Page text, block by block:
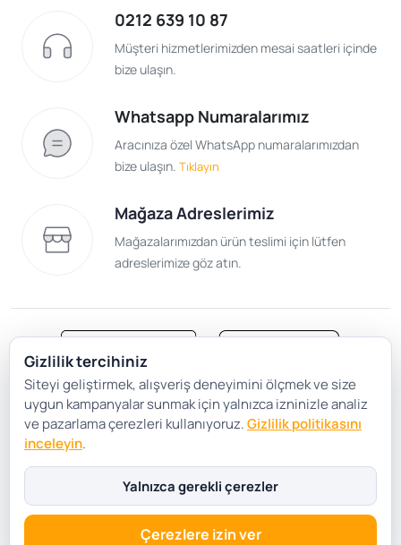
0212 639 10 87
Müşteri hizmetlerimizden mesai saatleri içinde
bize ulaşın.
Whatsapp Numaralarımız
Aracınıza özel WhatsApp numaralarımızdan
bize ulaşın. Tıklayın
Mağaza Adreslerimiz
Mağazalarımızdan ürün teslimi için lütfen
adreslerimize göz atın.
Satış Sözleşmesi
Gizlilik ve Güvenlik
Gizlilik Politikası
Çerez Tercihleri
Gizlilik tercihiniz
Siteyi geliştirmek, alışveriş deneyimini ölçmek ve size
uygun kampanyalar sunmak için yalnızca izninizle analiz
ve pazarlama çerezleri kullanıyoruz.Gizlilik politikasını
inceleyin.
Yalnızca gerekli çerezler
Çerezlere izin ver